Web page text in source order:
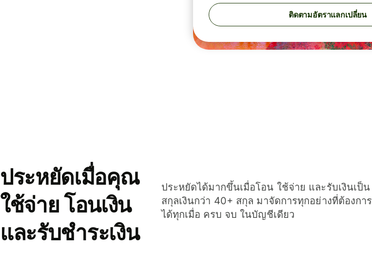
ติดตามอัตราแลกเปลี่ยน
ประหยัดเมื่อคุณ
ใช้จ่าย โอนเงิน
และรับชำระเงิน
ประหยัดได้มากขึ้นเมื่อโอน ใช้จ่าย และรับเงินเป็น
สกุลเงินกว่า 40+ สกุล มาจัดการทุกอย่างที่ต้องการ
ได้ทุกเมื่อ ครบ จบ ในบัญชีเดียว